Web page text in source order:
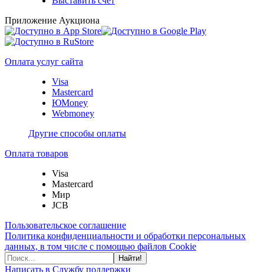
Приложение Аукциона
Оплата услуг сайта
Visa
Mastercard
ЮMoney
Webmoney
Другие способы оплаты
Оплата товаров
Visa
Mastercard
Мир
JCB
Пользовательское соглашение
Политика конфиденциальности и обработки персональных
данных, в том числе с помощью файлов Cookie
Найти!
Написать в Службу поддержки